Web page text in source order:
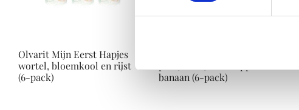
Olvarit Mijn Eerst Hapjes
wortel, bloemkool en rijst
(6-pack)
banaan (6-pack)